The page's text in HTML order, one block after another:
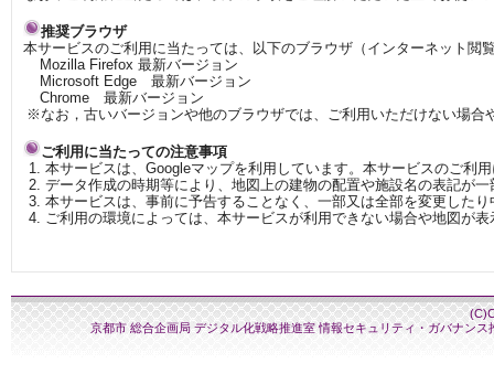
推奨ブラウザ
本サービスのご利用に当たっては、以下のブラウザ（インターネット閲
Mozilla Firefox 最新バージョン
Microsoft Edge 最新バージョン
Chrome 最新バージョン
※なお，古いバージョンや他のブラウザでは、ご利用いただけない場合
ご利用に当たっての注意事項
本サービスは、Googleマップを利用しています。本サービスのご利
データ作成の時期等により、地図上の建物の配置や施設名の表記が
本サービスは、事前に予告することなく、一部又は全部を変更した
ご利用の環境によっては、本サービスが利用できない場合や地図が
京都市 総合企画局 デジタル化戦略推進室 情報セキュリティ・ガバナン